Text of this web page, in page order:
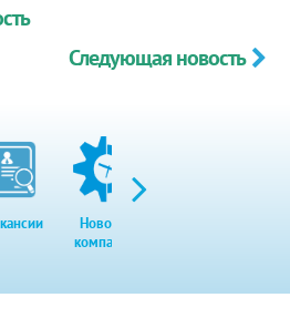
Следующая новость
Новости
компании